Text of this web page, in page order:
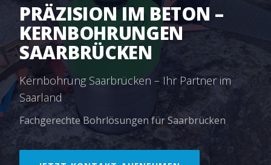
PRÄZISION IM BETON –
KERNBOHRUNGEN
SAARBRÜCKEN
Kernbohrung Saarbrücken – Ihr Partner im
Saarland
Fachgerechte Bohrlösungen für Saarbrücken